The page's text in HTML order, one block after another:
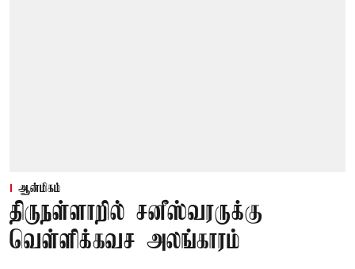
ஆன்மிகம்
திருநள்ளாறில் சனீஸ்வரருக்கு
வெள்ளிக்கவச அலங்காரம்